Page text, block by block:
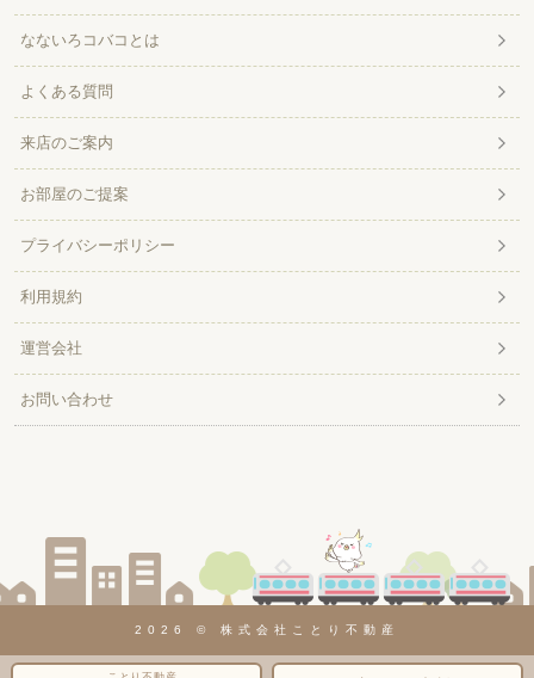
なないろコバコとは
よくある質問
来店のご案内
お部屋のご提案
プライバシーポリシー
利用規約
運営会社
お問い合わせ
2026 © 株式会社ことり不動産